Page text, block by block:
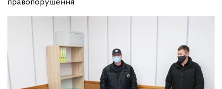
правопорушення.